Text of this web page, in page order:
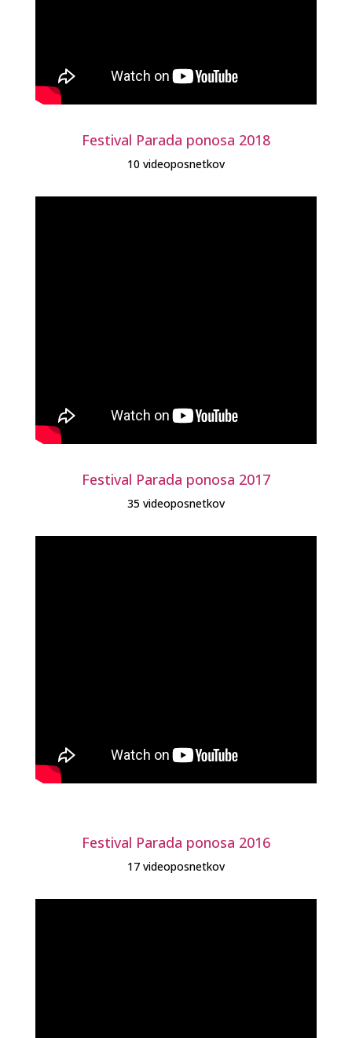
Festival Parada ponosa 2018
10 videoposnetkov
Festival Parada ponosa 2017
35 videoposnetkov
Festival Parada ponosa 2016
17 videoposnetkov